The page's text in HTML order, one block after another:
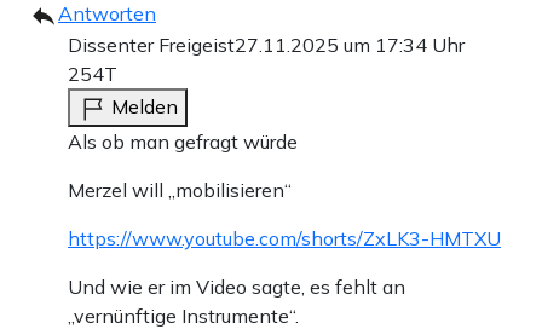
Antworten
Dissenter Freigeist27.11.2025 um 17:34 Uhr
254T
Melden
Als ob man gefragt würde
Merzel will „mobilisieren“
https://www.youtube.com/shorts/ZxLK3-HMTXU
Und wie er im Video sagte, es fehlt an
„vernünftige Instrumente“.